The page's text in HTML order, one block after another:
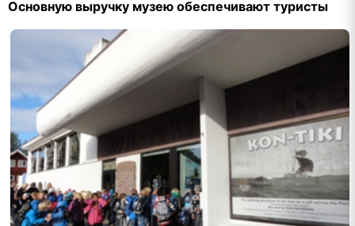
Основную выручку музею обеспечивают туристы